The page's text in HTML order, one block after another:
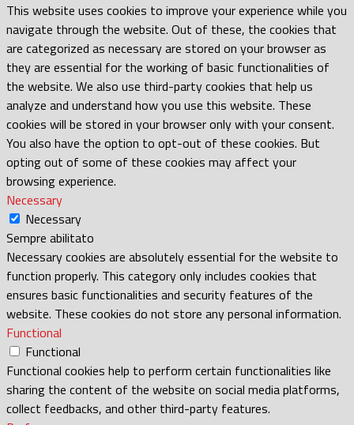
This website uses cookies to improve your experience while you
navigate through the website. Out of these, the cookies that
are categorized as necessary are stored on your browser as
they are essential for the working of basic functionalities of
the website. We also use third-party cookies that help us
analyze and understand how you use this website. These
cookies will be stored in your browser only with your consent.
You also have the option to opt-out of these cookies. But
opting out of some of these cookies may affect your
browsing experience.
Necessary
Necessary
Sempre abilitato
Necessary cookies are absolutely essential for the website to
function properly. This category only includes cookies that
ensures basic functionalities and security features of the
website. These cookies do not store any personal information.
Functional
Functional
Functional cookies help to perform certain functionalities like
sharing the content of the website on social media platforms,
collect feedbacks, and other third-party features.